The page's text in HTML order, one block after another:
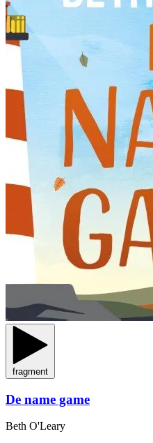
fragment
De name game
Beth O'Leary